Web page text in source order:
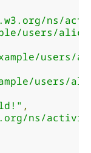
ns/
users/
users/
users/
,
ns/